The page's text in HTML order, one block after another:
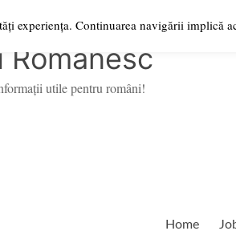
Românesc
utile pentru români!
Home
experiența. Continuarea navigării implică